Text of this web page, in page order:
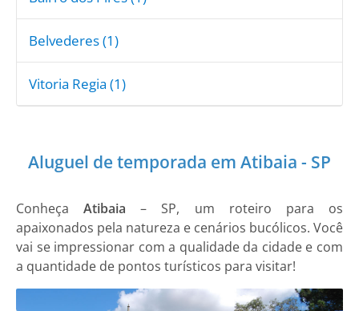
Belvederes (1)
Vitoria Regia (1)
Aluguel de temporada em Atibaia - SP
ConheçaAtibaia – SP, um roteiro para os
apaixonados pela natureza e cenários bucólicos. Você
vai se impressionar com a qualidade da cidade e com
a quantidade de pontos turísticos para visitar!